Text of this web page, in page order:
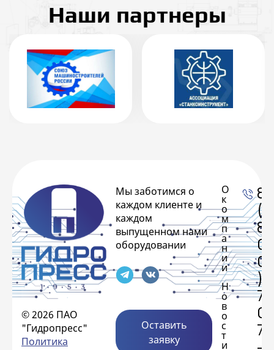
Наши партнеры
© 2026 ПАО
"Гидропресс"
Политика
Мы заботимся о
каждом клиенте и
каждом
выпущенном нами
оборудовании
Оставить
заявку
О
к
о
м
п
а
н
и
и
Н
о
в
о
с
т
и
8
(
8
0
0
)
7
0
7